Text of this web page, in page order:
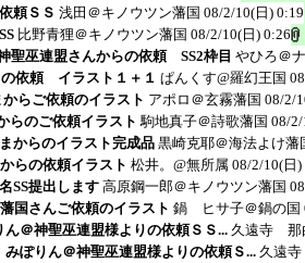
頼ＳＳ 浅田＠キノウツン藩国 08/2/10(日) 0:19
比野青狸＠キノウツン藩国 08/2/10(日) 0:26
聖巫連盟さんからの依頼 SS2枠目 やひろ＠
の依頼 イラスト１＋１ ぱんくす@羅幻王国
らご依頼のイラスト アポロ＠玄霧藩国 08/2/
らのご依頼イラスト 駒地真子＠詩歌藩国 08/
からのイラスト完成品 黒崎克耶＠海法よけ藩
らの依頼イラスト 松井。@無所属 08/2/10(日)
SS提出します高原鋼一郎＠キノウツン藩国
国さんご依頼のイラスト 鍋 ヒサ子＠鍋の国
＠神聖巫連盟様よりの依頼ＳＳ... 久遠寺 那
ぽりん＠神聖巫連盟様よりの依頼Ｓ... 久遠